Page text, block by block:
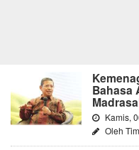
Bahasa
Kamis,
Oleh